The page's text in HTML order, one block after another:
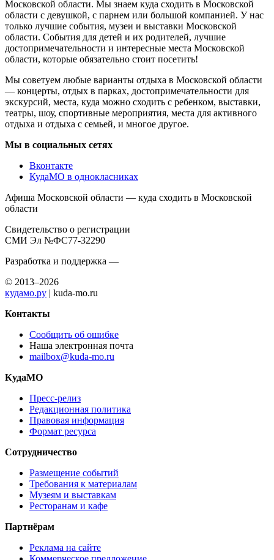
Московской области. Мы знаем куда сходить в Московской
области с девушкой, с парнем или большой компанией. У нас
только лучшие события, музеи и выставки Московской
области. События для детей и их родителей, лучшие
достопримечательности и интересные места Московской
области, которые обязательно стоит посетить!
Мы советуем любые варианты отдыха в Московской области
— концерты, отдых в парках, достопримечательности для
экскурсий, места, куда можно сходить с ребенком, выставки,
театры, шоу, спортивные мероприятия, места для активного
отдыха и отдыха с семьей, и многое другое.
Мы в социальных сетях
Вконтакте
КудаМО в однокласниках
Афиша Московской области — куда сходить в Московской
области
Свидетельство о регистрации
СМИ Эл №ФС77-32290
Разработка и поддержка —
© 2013–2026
кудамо.ру | kuda-mo.ru
Контакты
Сообщить об ошибке
Наша электронная почта
mailbox@kuda-mo.ru
КудаМО
Пресс-релиз
Редакционная политика
Правовая информация
Формат ресурса
Сотрудничество
Размещение событий
Требования к материалам
Музеям и выставкам
Ресторанам и кафе
Партнёрам
Реклама на сайте